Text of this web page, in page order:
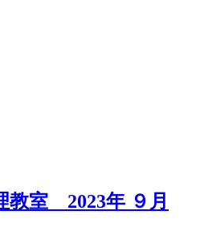
教室 2023年 ９月